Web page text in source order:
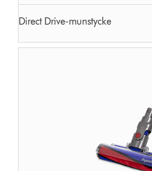
Direct Drive-munstycke